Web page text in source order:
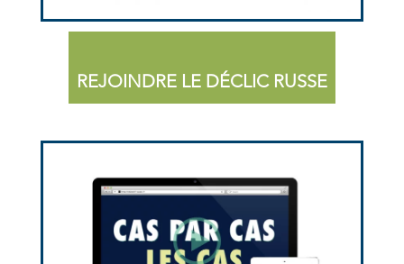
REJOINDRE LE DÉCLIC RUSSE